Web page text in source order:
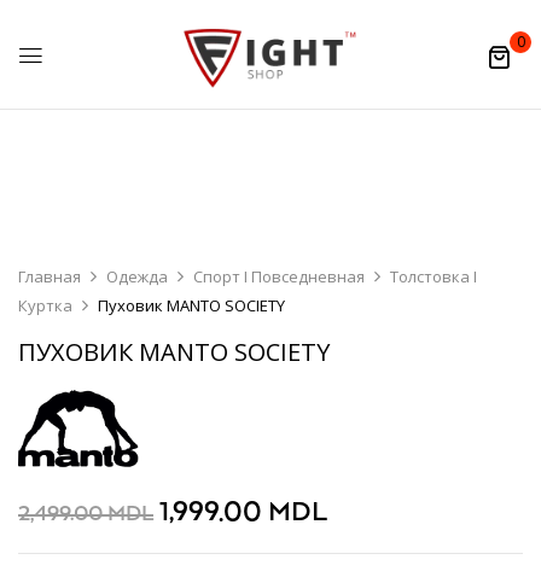
0
Главная Одежда Спорт I Повседневная
Толстовка I
Куртка
Пуховик MANTO SOCIETY
ПУХОВИК MANTO SOCIETY
2,499.00MDL 1,999.00 MDL